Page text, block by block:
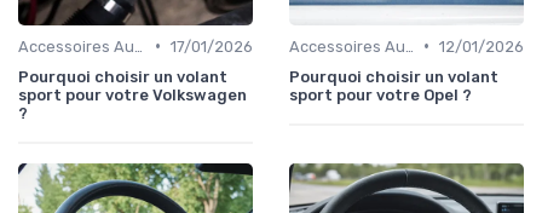
• 17/01/2026
Pourquoi choisir un volant
sport pour votre Volkswagen
?
• 12/01/2026
Pourquoi choisir un volant
sport pour votre Opel ?